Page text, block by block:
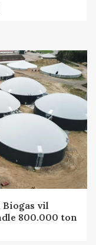
vil
800.000 ton